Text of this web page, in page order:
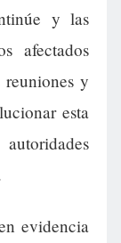
y las
afectados
reuniones y
esta
evidencia